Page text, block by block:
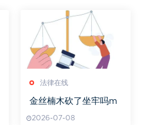
法律在线
金丝楠木砍了坐牢吗m
2026-07-08